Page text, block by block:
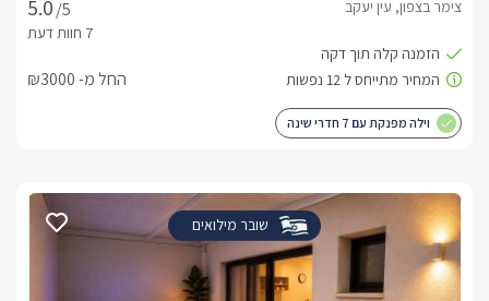
/5
צימר בצפון, עין יעקב
החל מ- ₪3000
וילה מפנקת עם 7 חדרי שינה
שובר מילואים